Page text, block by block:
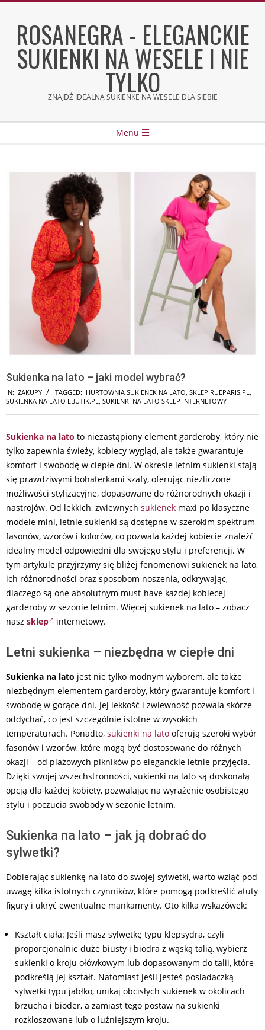
contentROSANEGRA - ELEGANCKIE
SUKIENKI NA WESELE I NIE
TYLKO
ZNAJDŹ IDEALNĄ SUKIENKĘ NA WESELE DLA SIEBIE
Menu
Sukienka na lato – jaki model wybrać?
IN: ZAKUPY TAGGED: HURTOWNIA SUKIENEK NA LATO, SKLEP RUEPARIS.PL,
SUKIENKA NA LATO EBUTIK.PL, SUKIENKI NA LATO SKLEP INTERNETOWY
Sukienka na lato to niezastąpiony element garderoby, który nie
tylko zapewnia świeży, kobiecy wygląd, ale także gwarantuje
komfort i swobodę w ciepłe dni. W okresie letnim sukienki stają
się prawdziwymi bohaterkami szafy, oferując niezliczone
możliwości stylizacyjne, dopasowane do różnorodnych okazji i
nastrojów. Od lekkich, zwiewnych sukienek maxi po klasyczne
modele mini, letnie sukienki są dostępne w szerokim spektrum
fasonów, wzorów i kolorów, co pozwala każdej kobiecie znaleźć
idealny model odpowiedni dla swojego stylu i preferencji. W
tym artykule przyjrzymy się bliżej fenomenowi sukienek na lato,
ich różnorodności oraz sposobom noszenia, odkrywając,
dlaczego są one absolutnym must-have każdej kobiecej
garderoby w sezonie letnim. Więcej sukienek na lato – zobacz
nasz sklep internetowy.
Letni sukienka – niezbędna w ciepłe dni
Sukienka na lato jest nie tylko modnym wyborem, ale także
niezbędnym elementem garderoby, który gwarantuje komfort i
swobodę w gorące dni. Jej lekkość i zwiewność pozwala skórze
oddychać, co jest szczególnie istotne w wysokich
temperaturach. Ponadto, sukienki na lato oferują szeroki wybór
fasonów i wzorów, które mogą być dostosowane do różnych
okazji – od plażowych pikników po eleganckie letnie przyjęcia.
Dzięki swojej wszechstronności, sukienki na lato są doskonałą
opcją dla każdej kobiety, pozwalając na wyrażenie osobistego
stylu i poczucia swobody w sezonie letnim.
Sukienka na lato – jak ją dobrać do
sylwetki?
Dobierając sukienkę na lato do swojej sylwetki, warto wziąć pod
uwagę kilka istotnych czynników, które pomogą podkreślić atuty
figury i ukryć ewentualne mankamenty. Oto kilka wskazówek:
Kształt ciała: Jeśli masz sylwetkę typu klepsydra, czyli
proporcjonalnie duże biusty i biodra z wąską talią, wybierz
sukienki o kroju ołówkowym lub dopasowanym do talii, które
podkreślą jej kształt. Natomiast jeśli jesteś posiadaczką
sylwetki typu jabłko, unikaj obcisłych sukienek w okolicach
brzucha i bioder, a zamiast tego postaw na sukienki
rozkloszowane lub o luźniejszym kroju.